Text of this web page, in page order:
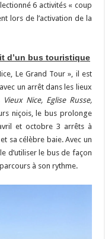
6 activités « coup
lors de l’activation de la
d’un bus touristique
Le Grand Tour », il est
un arrêt dans les lieux
Nice, Eglise Russe,
niçois, le bus prolonge
et octobre 3 arrêts à
sa célèbre baie. Avec un
d’utiliser le bus de façon
à son rythme.